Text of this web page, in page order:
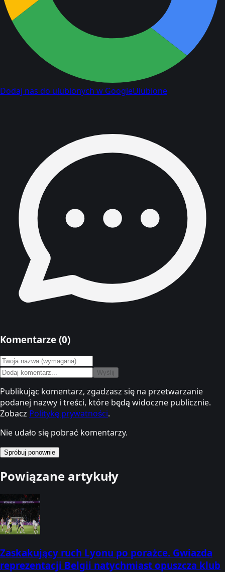
Dodaj nas do ulubionych w GoogleUlubione
Komentarze (0)
Wyślij
Publikując komentarz, zgadzasz się na przetwarzanie
podanej nazwy i treści, które będą widoczne publicznie.
Zobacz Politykę prywatności.
Nie udało się pobrać komentarzy.
Spróbuj ponownie
Powiązane artykuły
Zaskakujący ruch Lyonu po porażce. Gwiazda
reprezentacji Belgii natychmiast opuszcza klub